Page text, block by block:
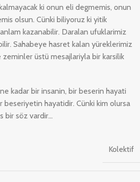
ki onun eli degmemis, onun
olsun. Cünki biliyoruz ki yitik
kazanabilir. Daralan ufuklarimiz
Sahabeye hasret kalan yüreklerimiz
üstü mesajlariyla bir karsilik
kadar bir insanin, bir beserin hayati
beseriyetin hayatidir. Cünki kim olursa
bir söz vardir…
Kolektif